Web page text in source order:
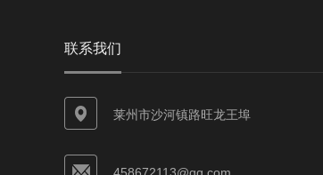
联系我们
莱州市沙河镇路旺龙王埠